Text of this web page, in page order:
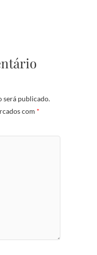
será publicado.
com *